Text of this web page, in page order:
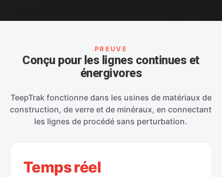
PREUVE
Conçu pour les lignes continues et
énergivores
TeepTrak fonctionne dans les usines de matériaux de
construction, de verre et de minéraux, en connectant
les lignes de procédé sans perturbation.
Temps réel